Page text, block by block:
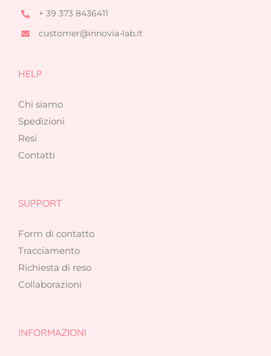
+ 39 373 8436411
customer@innovia-lab.it
HELP
Chi siamo
Spedizioni
Resi
Contatti
SUPPORT
Form di contatto
Tracciamento
Richiesta di reso
Collaborazioni
INFORMAZIONI